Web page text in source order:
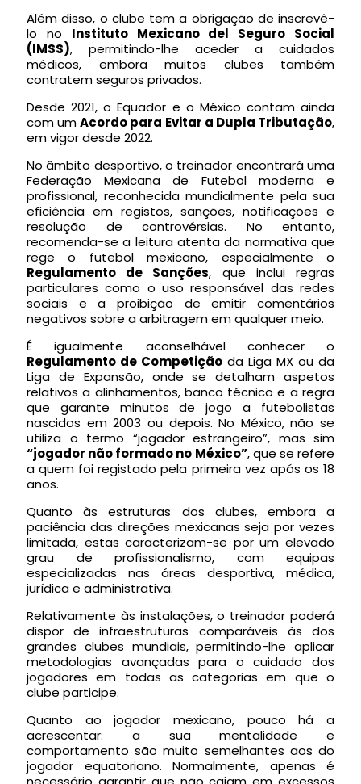
Além disso, o clube tem a obrigação de inscrevê-
lo no Instituto Mexicano del Seguro Social
(IMSS), permitindo-lhe aceder a cuidados
médicos, embora muitos clubes também
contratem seguros privados.
Desde 2021, o Equador e o México contam ainda
com umAcordo para Evitar a Dupla Tributação,
em vigor desde 2022.
No âmbito desportivo, o treinador encontrará uma
Federação Mexicana de Futebol moderna e
profissional, reconhecida mundialmente pela sua
eficiência em registos, sanções, notificações e
resolução de controvérsias. No entanto,
recomenda-se a leitura atenta da normativa que
rege o futebol mexicano, especialmente o
Regulamento de Sanções, que inclui regras
particulares como o uso responsável das redes
sociais e a proibição de emitir comentários
negativos sobre a arbitragem em qualquer meio.
É igualmente aconselhável conhecer o
Regulamento de Competição da Liga MX ou da
Liga de Expansão, onde se detalham aspetos
relativos a alinhamentos, banco técnico e a regra
que garante minutos de jogo a futebolistas
nascidos em 2003 ou depois. No México, não se
utiliza o termo “jogador estrangeiro”, mas sim
“jogador não formado no México”, que se refere
a quem foi registado pela primeira vez após os 18
anos.
Quanto às estruturas dos clubes, embora a
paciência das direções mexicanas seja por vezes
limitada, estas caracterizam-se por um elevado
grau de profissionalismo, com equipas
especializadas nas áreas desportiva, médica,
jurídica e administrativa.
Relativamente às instalações, o treinador poderá
dispor de infraestruturas comparáveis às dos
grandes clubes mundiais, permitindo-lhe aplicar
metodologias avançadas para o cuidado dos
jogadores em todas as categorias em que o
clube participe.
Quanto ao jogador mexicano, pouco há a
acrescentar: a sua mentalidade e
comportamento são muito semelhantes aos do
jogador equatoriano. Normalmente, apenas é